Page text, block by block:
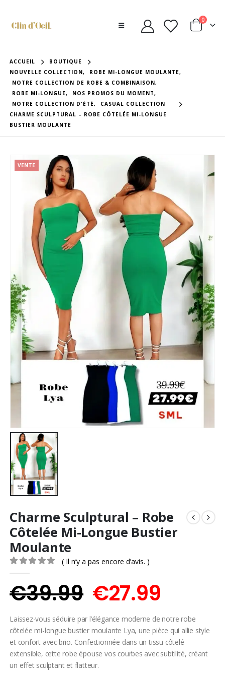
0
ACCUEIL
BOUTIQUE
NOUVELLE COLLECTION, ROBE MI-LONGUE MOULANTE,
NOTRE COLLECTION DE ROBE & COMBINAISON,
ROBE MI-LONGUE, NOS PROMOS DU MOMENT,
NOTRE COLLECTION D'ÉTÉ,
CASUAL COLLECTION
CHARME SCULPTURAL – ROBE CÔTELÉE MI-LONGUE
BUSTIER MOULANTE
VENTE
Charme Sculptural – Robe
Côtelée Mi-Longue Bustier
Moulante
0Sur 5
( Il n’y a pas encore d’avis. )
€39.99 Le
prix
initial
était :
€27.99
prix
actuel
est :
Laissez-vous séduire par l’élégance moderne de notre robe
côtelée mi-longue bustier moulante Lya, une pièce qui allie style
et confort avec brio. Confectionnée dans un tissu côtelé
extensible, cette robe épouse vos courbes avec subtilité, créant
un effet sculptant et flatteur.